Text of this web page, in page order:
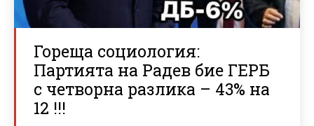
Гореща социология:
Партията на Радев бие ГЕРБ
с четворна разлика – 43% на
12 !!!